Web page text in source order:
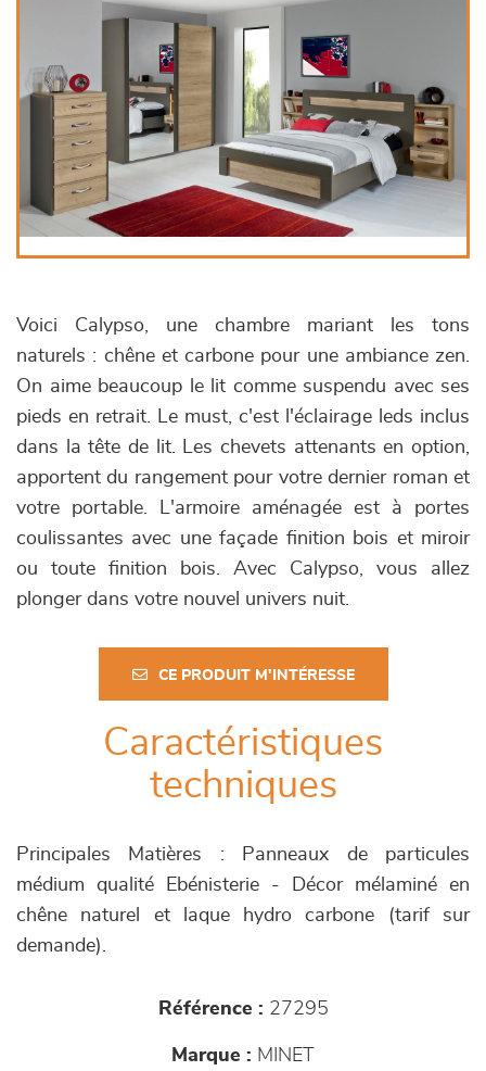
Voici Calypso, une chambre mariant les tons
naturels : chêne et carbone pour une ambiance zen.
On aime beaucoup le lit comme suspendu avec ses
pieds en retrait. Le must, c'est l'éclairage leds inclus
dans la tête de lit. Les chevets attenants en option,
apportent du rangement pour votre dernier roman et
votre portable. L'armoire aménagée est à portes
coulissantes avec une façade finition bois et miroir
ou toute finition bois. Avec Calypso, vous allez
plonger dans votre nouvel univers nuit.
CE PRODUIT M'INTÉRESSE
Caractéristiques
techniques
Principales Matières : Panneaux de particules
médium qualité Ebénisterie - Décor mélaminé en
chêne naturel et laque hydro carbone (tarif sur
demande).
Référence : 27295
Marque : MINET